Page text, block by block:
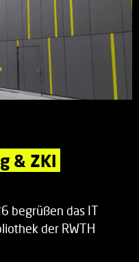
& ZKI
begrüßen das IT
der RWTH